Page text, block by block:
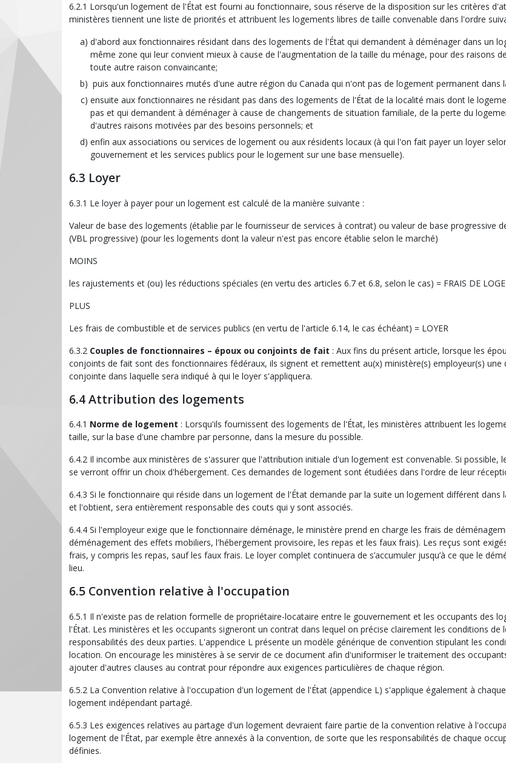
6.2.1 Lorsqu'un logement de l'État est fourni au fonctionnaire, sous réserve de la disposition sur les critères
ministères tiennent une liste de priorités et attribuent les logements libres de taille convenable dans l'ordre
d'abord aux fonctionnaires résidant dans des logements de l'État qui demandent à déménager dans un
même zone qui leur convient mieux à cause de l'augmentation de la taille du ménage, pour des raisons
toute autre raison convaincante;
puis aux fonctionnaires mutés d'une autre région du Canada qui n'ont pas de logement permanent dans
ensuite aux fonctionnaires ne résidant pas dans des logements de l'État de la localité mais dont le
pas et qui demandent à déménager à cause de changements de situation familiale, de la perte du
d'autres raisons motivées par des besoins personnels; et
enfin aux associations ou services de logement ou aux résidents locaux (à qui l'on fait payer un loyer
gouvernement et les services publics pour le logement sur une base mensuelle).
6.3 Loyer
6.3.1 Le loyer à payer pour un logement est calculé de la manière suivante :
Valeur de base des logements (établie par le fournisseur de services à contrat) ou valeur de base progressive
(VBL progressive) (pour les logements dont la valeur n'est pas encore établie selon le marché)
MOINS
les rajustements et (ou) les réductions spéciales (en vertu des articles 6.7 et 6.8, selon le cas) = FRAIS DE
PLUS
Les frais de combustible et de services publics (en vertu de l'article 6.14, le cas échéant) = LOYER
6.3.2 Couples de fonctionnaires – époux ou conjoints de fait : Aux fins du présent article, lorsque les
conjoints de fait sont des fonctionnaires fédéraux, ils signent et remettent au(x) ministère(s) employeur(s) une
conjointe dans laquelle sera indiqué à qui le loyer s'appliquera.
6.4 Attribution des logements
6.4.1 Norme de logement : Lorsqu'ils fournissent des logements de l'État, les ministères attribuent les
taille, sur la base d'une chambre par personne, dans la mesure du possible.
6.4.2 Il incombe aux ministères de s'assurer que l'attribution initiale d'un logement est convenable. Si possible,
se verront offrir un choix d'hébergement. Ces demandes de logement sont étudiées dans l'ordre de leur
6.4.3 Si le fonctionnaire qui réside dans un logement de l'État demande par la suite un logement différent dans
et l'obtient, sera entièrement responsable des couts qui y sont associés.
6.4.4 Si l'employeur exige que le fonctionnaire déménage, le ministère prend en charge les frais de
déménagement des effets mobiliers, l'hébergement provisoire, les repas et les faux frais). Les reçus sont
frais, y compris les repas, sauf les faux frais. Le loyer complet continuera de s’accumuler jusqu’à ce que le
lieu.
6.5 Convention relative à l'occupation
6.5.1 Il n'existe pas de relation formelle de propriétaire-locataire entre le gouvernement et les occupants des
l'État. Les ministères et les occupants signeront un contrat dans lequel on précise clairement les conditions de
responsabilités des deux parties. L'appendice L présente un modèle générique de convention stipulant les
location. On encourage les ministères à se servir de ce document afin d'uniformiser le traitement des
ajouter d'autres clauses au contrat pour répondre aux exigences particulières de chaque région.
6.5.2 La Convention relative à l'occupation d'un logement de l'État (appendice L) s'applique également à
logement indépendant partagé.
6.5.3 Les exigences relatives au partage d'un logement devraient faire partie de la convention relative à
logement de l'État, par exemple être annexés à la convention, de sorte que les responsabilités de chaque
définies.